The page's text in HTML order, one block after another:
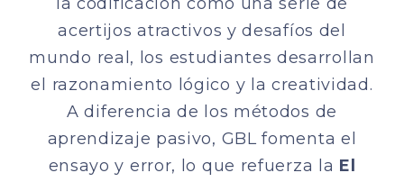
acertijos atractivos y desafíos del
mundo real, los estudiantes desarrollan
el razonamiento lógico y la creatividad.
A diferencia de los métodos de
aprendizaje pasivo, GBL fomenta el
ensayo y error, lo que refuerza la El